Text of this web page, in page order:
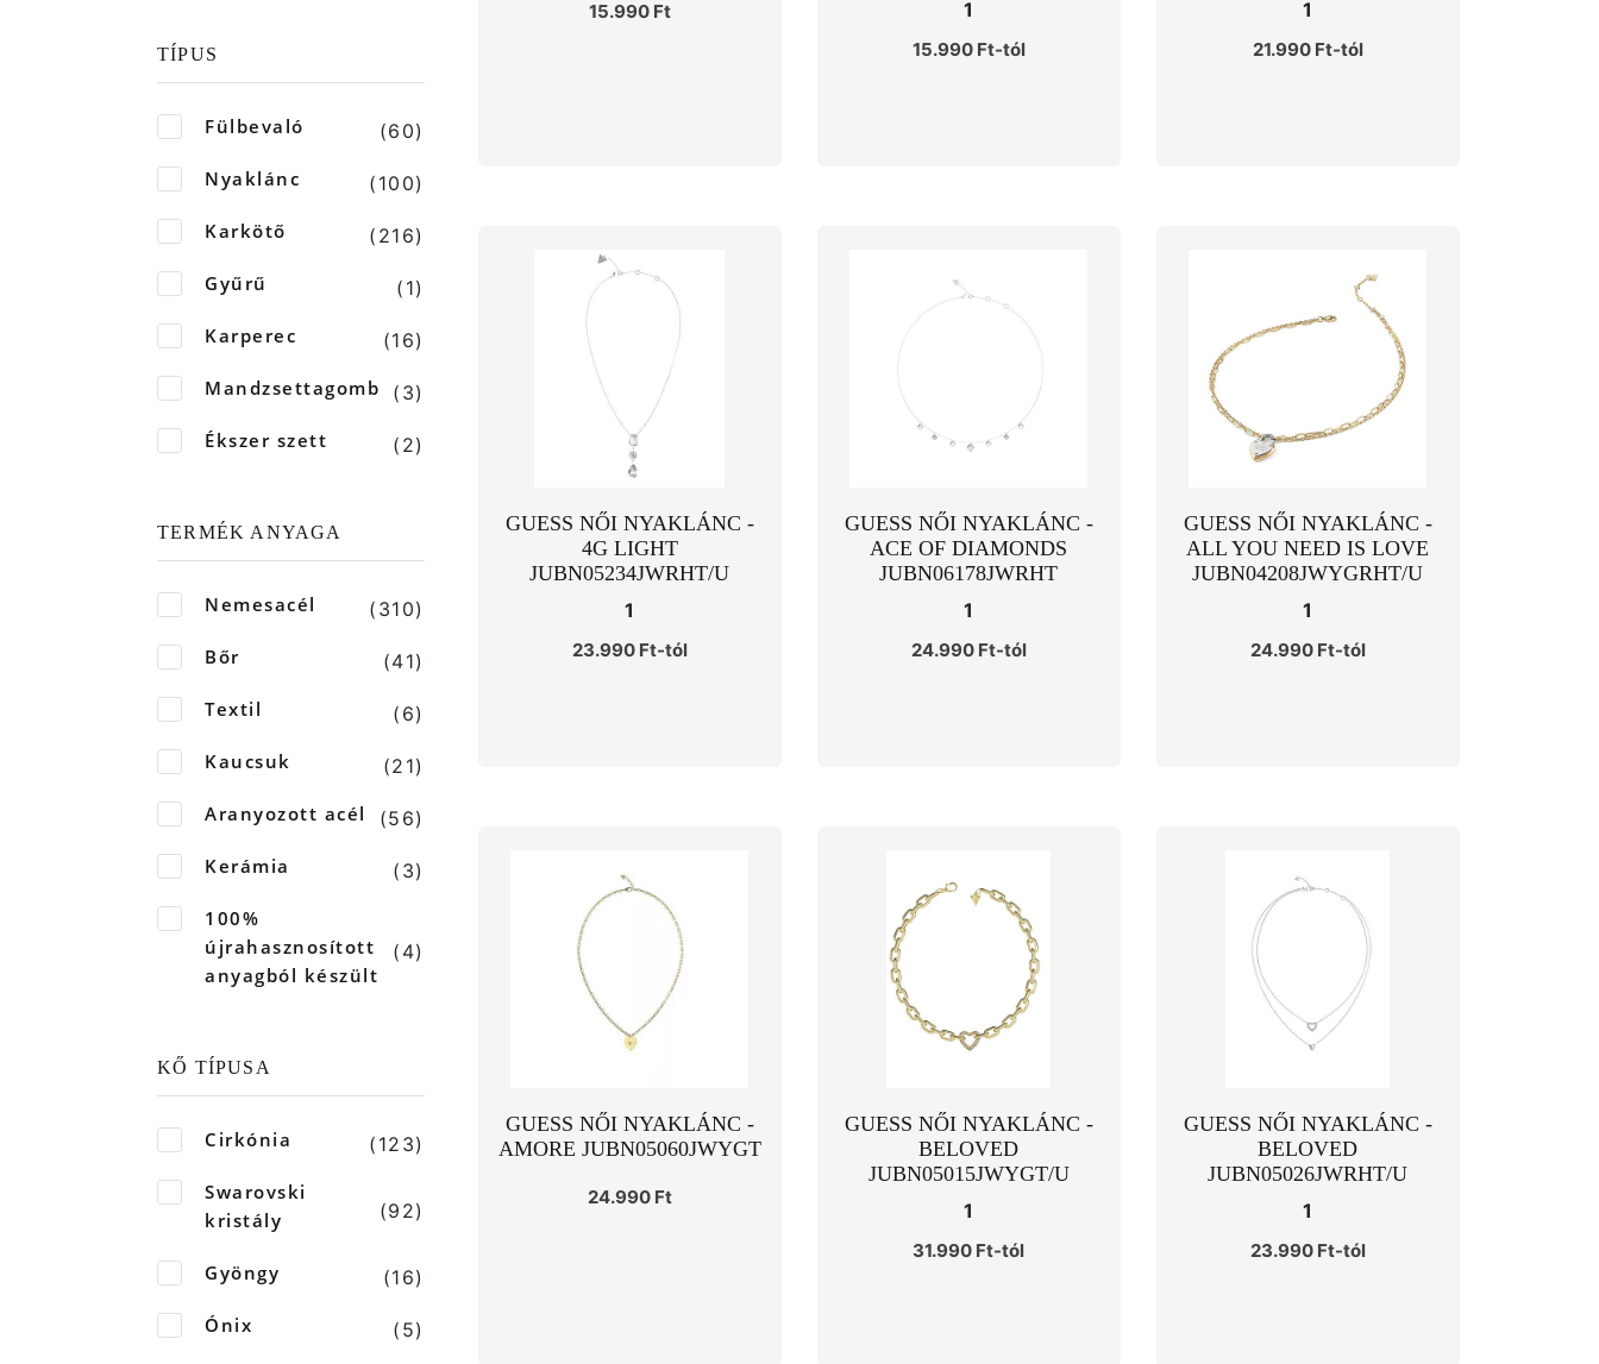
TÍPUS
Fülbevaló
(60)
Nyaklánc
(100)
Karkötő
(216)
Gyűrű
(1)
Karperec
(16)
Mandzsettagomb
(3)
Ékszer szett
(2)
TERMÉK ANYAGA
Nemesacél
(310)
Bőr
(41)
Textil
(6)
Kaucsuk
(21)
Aranyozott acél
(56)
Kerámia
(3)
100%
újrahasznosított
anyagból készült
(4)
KŐ TÍPUSA
Cirkónia
(123)
Swarovski
kristály
(92)
Gyöngy
(16)
Ónix
(5)
15.990 Ft
1
15.990 Ft-tól
1
21.990 Ft-tól
GUESS NŐI NYAKLÁNC -
4G LIGHT
JUBN05234JWRHT/U
1
23.990 Ft-tól
GUESS NŐI NYAKLÁNC -
ACE OF DIAMONDS
JUBN06178JWRHT
1
24.990 Ft-tól
GUESS NŐI NYAKLÁNC -
ALL YOU NEED IS LOVE
JUBN04208JWYGRHT/U
1
24.990 Ft-tól
GUESS NŐI NYAKLÁNC -
AMORE JUBN05060JWYGT
24.990 Ft
GUESS NŐI NYAKLÁNC -
BELOVED
JUBN05015JWYGT/U
1
31.990 Ft-tól
GUESS NŐI NYAKLÁNC -
BELOVED
JUBN05026JWRHT/U
1
23.990 Ft-tól